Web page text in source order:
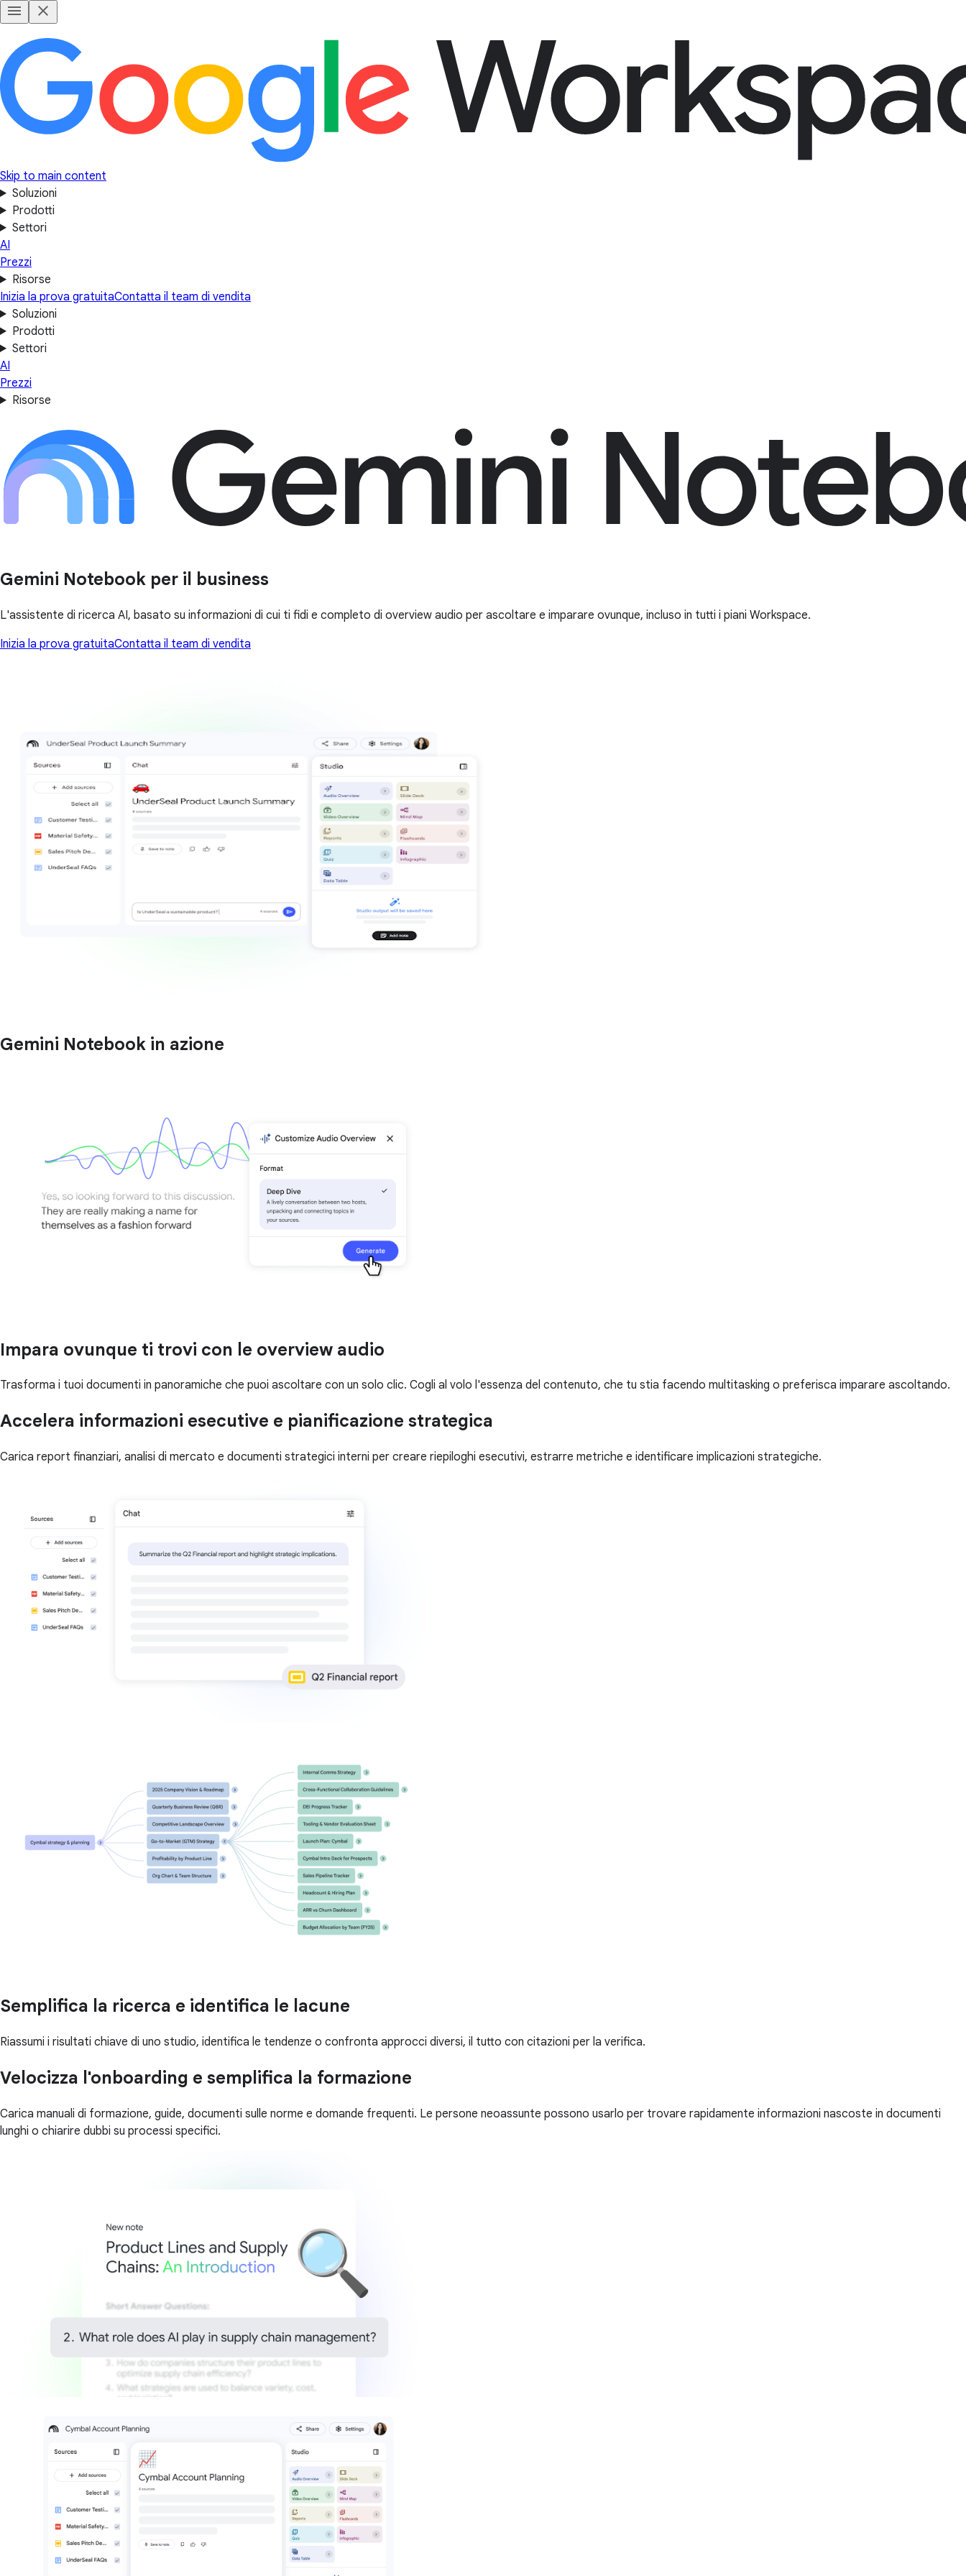
Skip to main content
Soluzioni
Prodotti
Settori
AI
Prezzi
Risorse
Inizia la prova gratuitaContatta il team di vendita
Soluzioni
Prodotti
Settori
AI
Prezzi
Risorse
Gemini Notebook per il business
L'assistente di ricerca AI, basato su informazioni di cui ti fidi e completo di overview audio per ascoltare e imparare ovunque, incluso in tutti i piani Workspace.
Inizia la prova gratuitaContatta il team di vendita
Gemini Notebook in azione
Impara ovunque ti trovi con le overview audio
Trasforma i tuoi documenti in panoramiche che puoi ascoltare con un solo clic. Cogli al volo l'essenza del contenuto, che tu stia facendo multitasking o preferisca imparare ascoltando.
Accelera informazioni esecutive e pianificazione strategica
Carica report finanziari, analisi di mercato e documenti strategici interni per creare riepiloghi esecutivi, estrarre metriche e identificare implicazioni strategiche.
Semplifica la ricerca e identifica le lacune
Riassumi i risultati chiave di uno studio, identifica le tendenze o confronta approcci diversi, il tutto con citazioni per la verifica.
Velocizza l'onboarding e semplifica la formazione
Carica manuali di formazione, guide, documenti sulle norme e domande frequenti. Le persone neoassunte possono usarlo per trovare rapidamente informazioni nascoste in documenti
lunghi o chiarire dubbi su processi specifici.